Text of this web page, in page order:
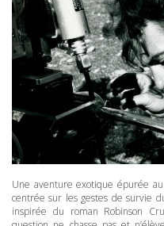
Une aventure exotique épurée
centrée sur les gestes de survie
inspirée du roman Robinson